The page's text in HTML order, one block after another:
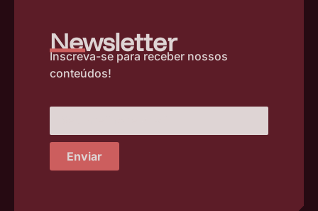
Newsletter
–
Inscreva-se para receber nossos
conteúdos!
Enviar